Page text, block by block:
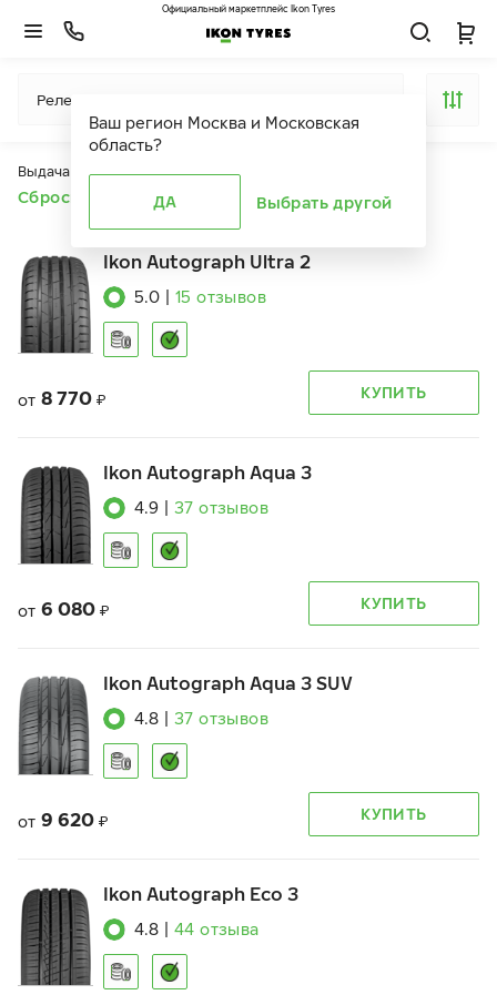
Ваш регион Москва и Московская
область?
ДА Выбрать другой
Официальный маркетплейс Ikon Tyres
Релевантность
Выдача продуктов ограничена действием фильтров
Сбросить все фильтры
Ikon Autograph Ultra 2
5.0 15 отзывов
от 8 770 ₽ КУПИТЬ
Ikon Autograph Aqua 3
4.9 37 отзывов
от 6 080 ₽ КУПИТЬ
Ikon Autograph Aqua 3 SUV
4.8 37 отзывов
от 9 620 ₽ КУПИТЬ
Ikon Autograph Eco 3
4.8 44 отзыва